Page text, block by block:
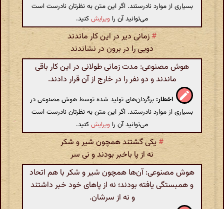
بسیاری از موارد نادرستند. اگر این متن به نظرتان نادرست است
می‌توانید آن را ویرایشکنید.
#زمانی دیر در این کار ماندند
دویی را در برون در نشاندند
هوش مصنوعی: مدت زمانی طولانی در این کار باقی
ماندند و دو نفر را در خارج از آن قرار دادند.
اخطار: برگردان‌های تولید شده توسط هوش مصنوعی در
بسیاری از موارد نادرستند. اگر این متن به نظرتان نادرست است
می‌توانید آن را ویرایشکنید.
# یکی گشتند همچون شیر و شکر
نه از پا باخبر بودند و نی سر
هوش مصنوعی: آن‌ها همچون شیر و شکر با هم اتحاد
و همبستگی یافته بودند؛ نه از پاهای خود خبر داشتند
و نه از سرشان.